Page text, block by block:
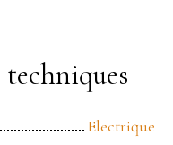
techniques
Electrique